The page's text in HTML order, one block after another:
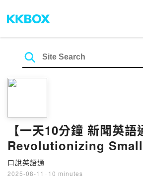
【一天10分鐘 新聞英
Revolutionizing Small
Businesses .人工智慧
口說英語通
2025-08-11 · 10 minutes